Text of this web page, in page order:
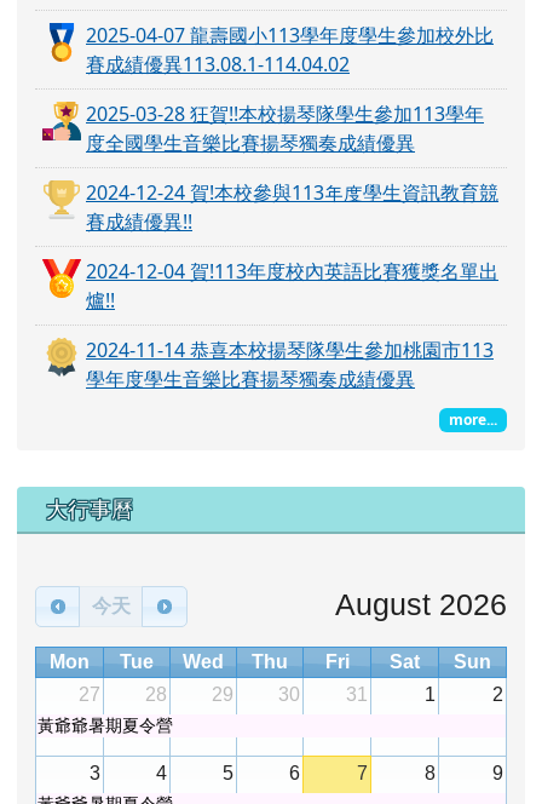
2025-04-07 龍壽國小113學年度學生參加校外比
賽成績優異113.08.1-114.04.02
2025-03-28 狂賀!!本校揚琴隊學生參加113學年
度全國學生音樂比賽揚琴獨奏成績優異
2024-12-24 賀!本校參與113年度學生資訊教育競
賽成績優異!!
2024-12-04 賀!113年度校內英語比賽獲獎名單出
爐!!
2024-11-14 恭喜本校揚琴隊學生參加桃園市113
學年度學生音樂比賽揚琴獨奏成績優異
more...
大行事曆
今天 August 2026
Mon Tue Wed Thu Fri Sat
Sun
27
28 29 30 31 1 2
黃爺爺暑期夏令營
3 4 5 6 7 8 9